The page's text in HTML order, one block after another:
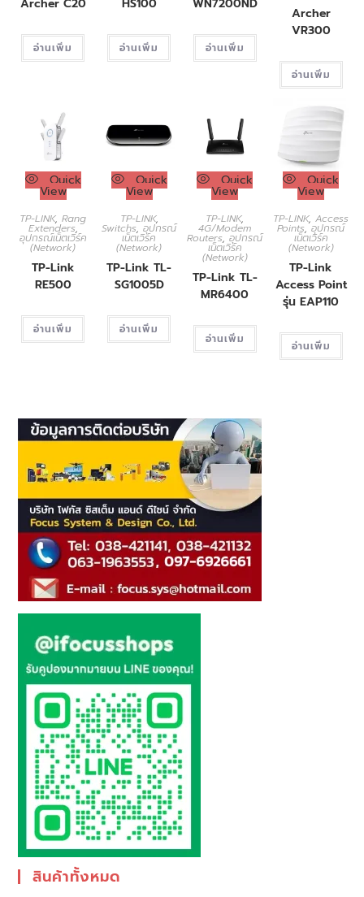
Archer C20
อ่านเพิ่ม
HS100
อ่านเพิ่ม
WN7200ND
อ่านเพิ่ม
Archer
VR300
อ่านเพิ่ม
Quick
View
TP-LINK,Rang
Extenders,
อุปกรณ์เน็ตเวิร์ค
(Network)
TP-Link
RE500
อ่านเพิ่ม
Quick
View
TP-LINK,
Switchs,อุปกรณ์
เน็ตเวิร์ค
(Network)
TP-Link TL-
SG1005D
อ่านเพิ่ม
Quick
View
TP-LINK,
4G/Modem
Routers,อุปกรณ์
เน็ตเวิร์ค
(Network)
TP-Link TL-
MR6400
อ่านเพิ่ม
Quick
View
TP-LINK,Access
Points,อุปกรณ์
เน็ตเวิร์ค
(Network)
TP-Link
Access Point
รุ่น EAP110
อ่านเพิ่ม
สินค้าทั้งหมด